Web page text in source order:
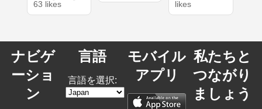
63 likes
likes
ナビゲ
ーショ
ン
言語
言語を選択:
モバイル
アプリ
私たちと
つながり
ましょう